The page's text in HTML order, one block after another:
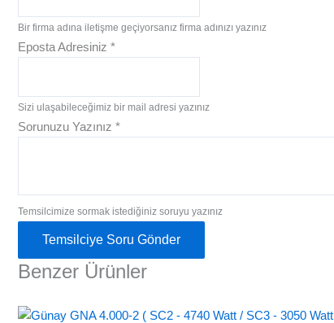
Bir firma adına iletişme geçiyorsanız firma adınızı yazınız
Eposta Adresiniz *
Sizi ulaşabileceğimiz bir mail adresi yazınız
Sorunuzu Yazınız *
Temsilcimize sormak istediğiniz soruyu yazınız
Temsilciye Soru Gönder
Benzer Ürünler